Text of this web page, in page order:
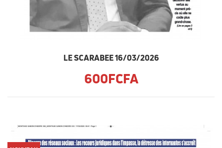
LE SCARABEE 16/03/2026
600FCFA